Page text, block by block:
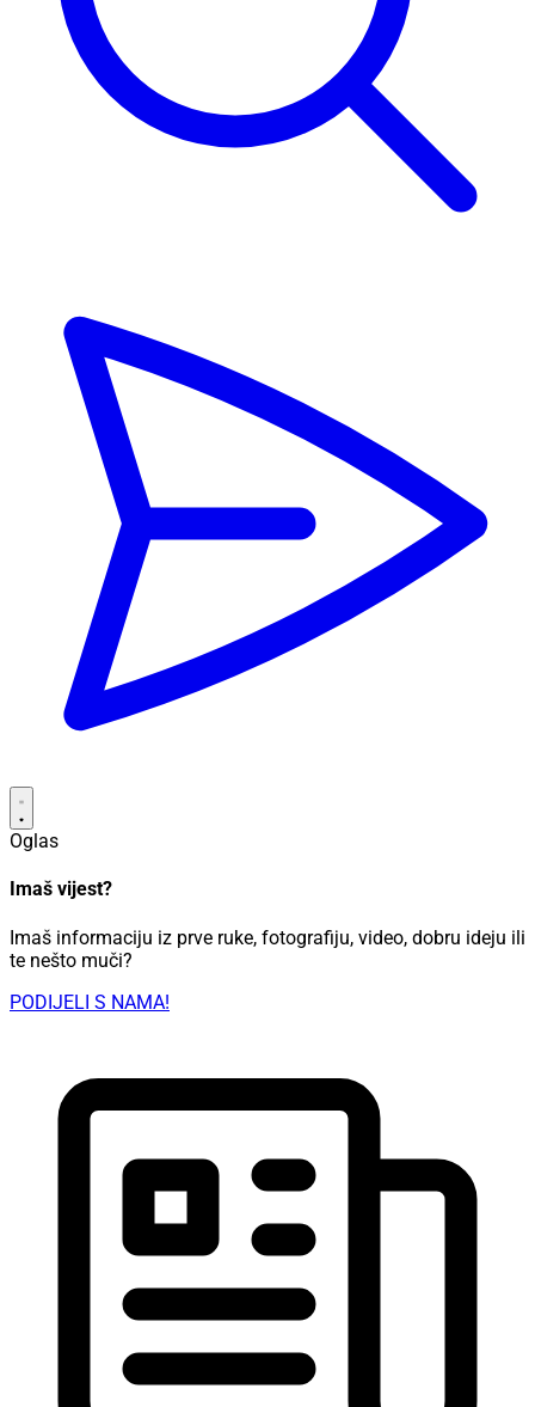
Oglas
Imaš vijest?
Imaš informaciju iz prve ruke, fotografiju, video, dobru ideju ili
te nešto muči?
PODIJELI S NAMA!